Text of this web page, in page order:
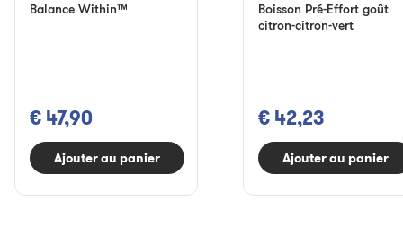
Balance Within™
€ 47,90
Ajouter au panier
Boisson Pré-Effort goût
citron-citron-vert
€ 42,23
Ajouter au panier